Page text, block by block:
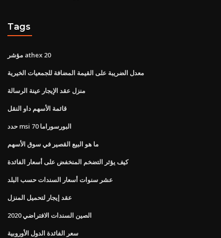
Tags
مؤشر athex 20
معدل الضريبة على القيمة المضافة للجمعيات الخيرية
منزل عقد الإيجار عينة الرسالة
قائمة الأسهم داو النقل
حدد msi 70 البورسوراما
ما هو البيع القصير في سوق الأسهم
كيف يؤثر التضخم المنخفض على أسعار الفائدة
عشر سنوات أسعار السندات حسب البلد
عقد إيجار لتحميل المنزل
الصين السندات الافتراضي 2020
سعر الفائدة الدول الأوروبية